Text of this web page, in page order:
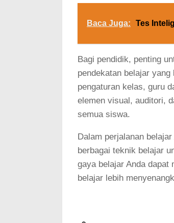
Baca Juga: Tes
Bagi pendidik, penting
pendekatan belajar
pengaturan kelas, guru
elemen visual, auditori,
semua siswa.
Dalam perjalanan
berbagai teknik belajar
gaya belajar Anda dapat
belajar lebih